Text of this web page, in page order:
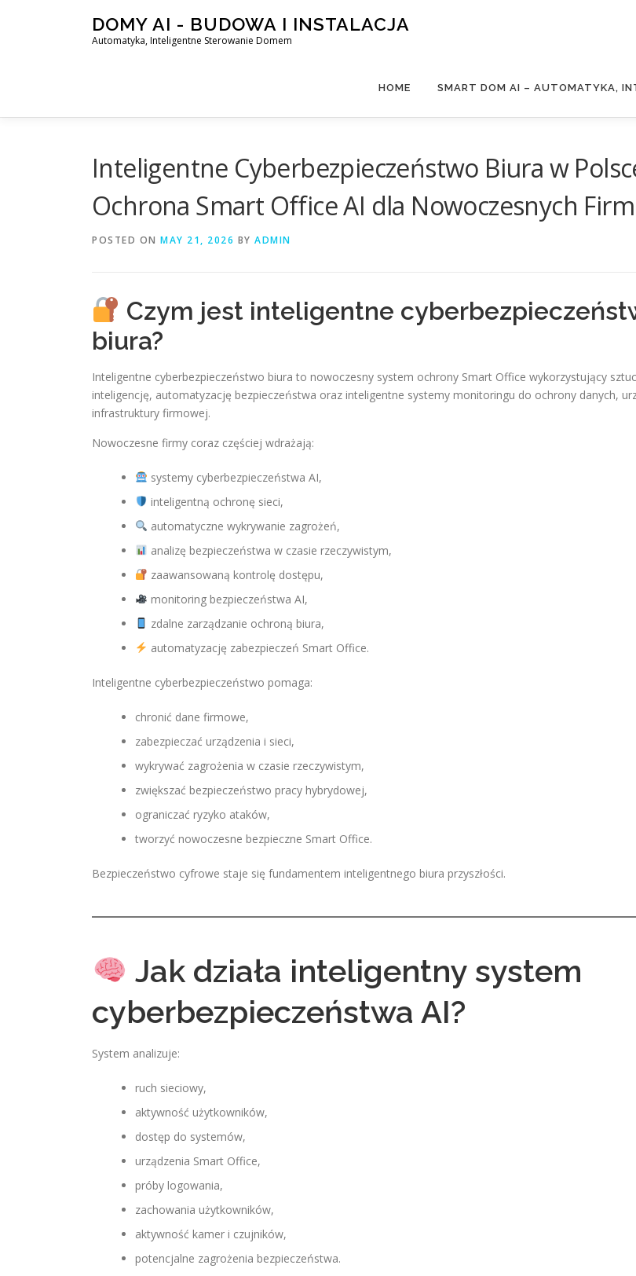
DOMY AI - BUDOWA I INSTALACJA
Automatyka, Inteligentne Sterowanie Domem
HOME SMART DOM AI – AUTOMATYKA,
Inteligentne Cyberbezpieczeństwo Biura w
Ochrona Smart Office AI dla Nowoczesnych Firm
POSTED ON MAY 21, 2026 BY ADMIN
Czym jest inteligentne
biura?
Inteligentne cyberbezpieczeństwo biura to nowoczesny system ochrony Smart Office wykorzystujący
inteligencję, automatyzację bezpieczeństwa oraz inteligentne systemy monitoringu do ochrony danych,
infrastruktury firmowej.
Nowoczesne firmy coraz częściej wdrażają:
systemy cyberbezpieczeństwa AI,
inteligentną ochronę sieci,
automatyczne wykrywanie zagrożeń,
analizę bezpieczeństwa w czasie rzeczywistym,
zaawansowaną kontrolę dostępu,
monitoring bezpieczeństwa AI,
zdalne zarządzanie ochroną biura,
automatyzację zabezpieczeń Smart Office.
Inteligentne cyberbezpieczeństwo pomaga:
chronić dane firmowe,
zabezpieczać urządzenia i sieci,
wykrywać zagrożenia w czasie rzeczywistym,
zwiększać bezpieczeństwo pracy hybrydowej,
ograniczać ryzyko ataków,
tworzyć nowoczesne bezpieczne Smart Office.
Bezpieczeństwo cyfrowe staje się fundamentem inteligentnego biura przyszłości.
Jak działa inteligentny system
cyberbezpieczeństwa AI?
System analizuje:
ruch sieciowy,
aktywność użytkowników,
dostęp do systemów,
urządzenia Smart Office,
próby logowania,
zachowania użytkowników,
aktywność kamer i czujników,
potencjalne zagrożenia bezpieczeństwa.